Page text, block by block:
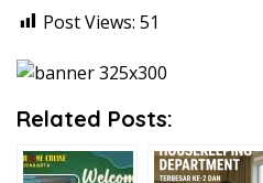
Post Views: 51
Related Posts: